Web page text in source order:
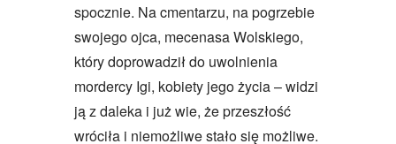
spocznie. Na cmentarzu, na pogrzebie
swojego ojca, mecenasa Wolskiego,
który doprowadził do uwolnienia
mordercy Igi, kobiety jego życia – widzi
ją z daleka i już wie, że przeszłość
wróciła i niemożliwe stało się możliwe.